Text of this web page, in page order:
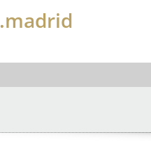
.madrid